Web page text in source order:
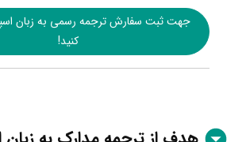
جهت ثبت سفارش ترجمه رسمی به زبان
کنید!